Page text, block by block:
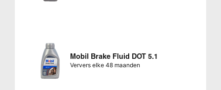
Mobil Brake Fluid DOT 5.1
Ververs elke 48 maanden